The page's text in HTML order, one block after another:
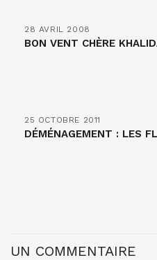
28 AVRIL 2008
BON VENT CHÈRE
25 OCTOBRE 2011
DÉMÉNAGEMENT : LES
UN COMMENTAIRE